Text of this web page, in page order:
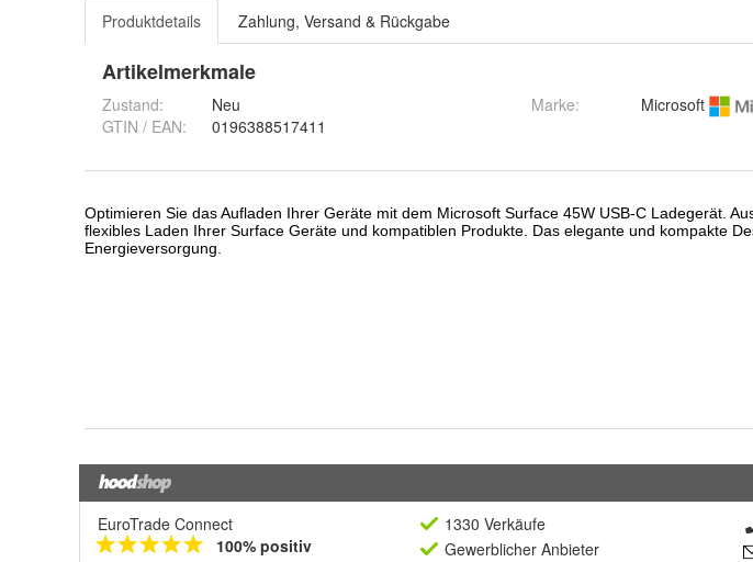
Produktdetails Zahlung, Versand & Rückgabe
Artikelmerkmale
Zustand:
Neu
GTIN / EAN:
0196388517411
Marke: Microsoft
EuroTrade Connect
100% positiv
1330 Verkäufe
Gewerblicher Anbieter